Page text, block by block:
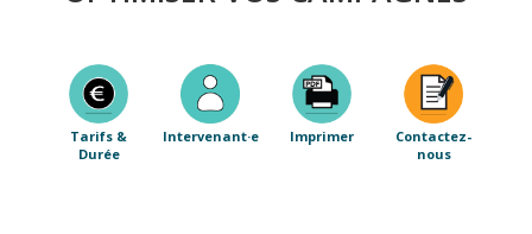
Tarifs &
Durée
Intervenant·e Imprimer
Contactez-
nous